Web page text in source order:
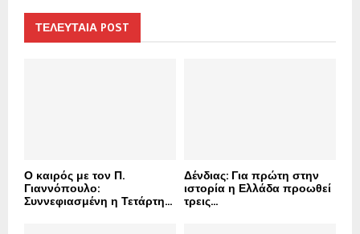
f
ΤΕΛΕΥΤΑΙΑ POST
Ο καιρός με τον Π.
Γιαννόπουλο:
Συννεφιασμένη η Τετάρτη...
Δένδιας: Για πρώτη στην
ιστορία η Ελλάδα προωθεί
τρεις...